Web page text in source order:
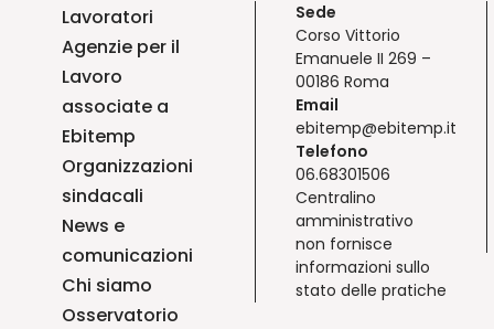
Lavoratori
Agenzie per il
Lavoro
associate a
Ebitemp
Organizzazioni
sindacali
News e
comunicazioni
Chi siamo
Osservatorio
Sede
Corso Vittorio
Emanuele II 269 –
00186 Roma
Email
ebitemp@ebitemp.it
Telefono
06.68301506
Centralino
amministrativo
non fornisce
informazioni sullo
stato delle pratiche